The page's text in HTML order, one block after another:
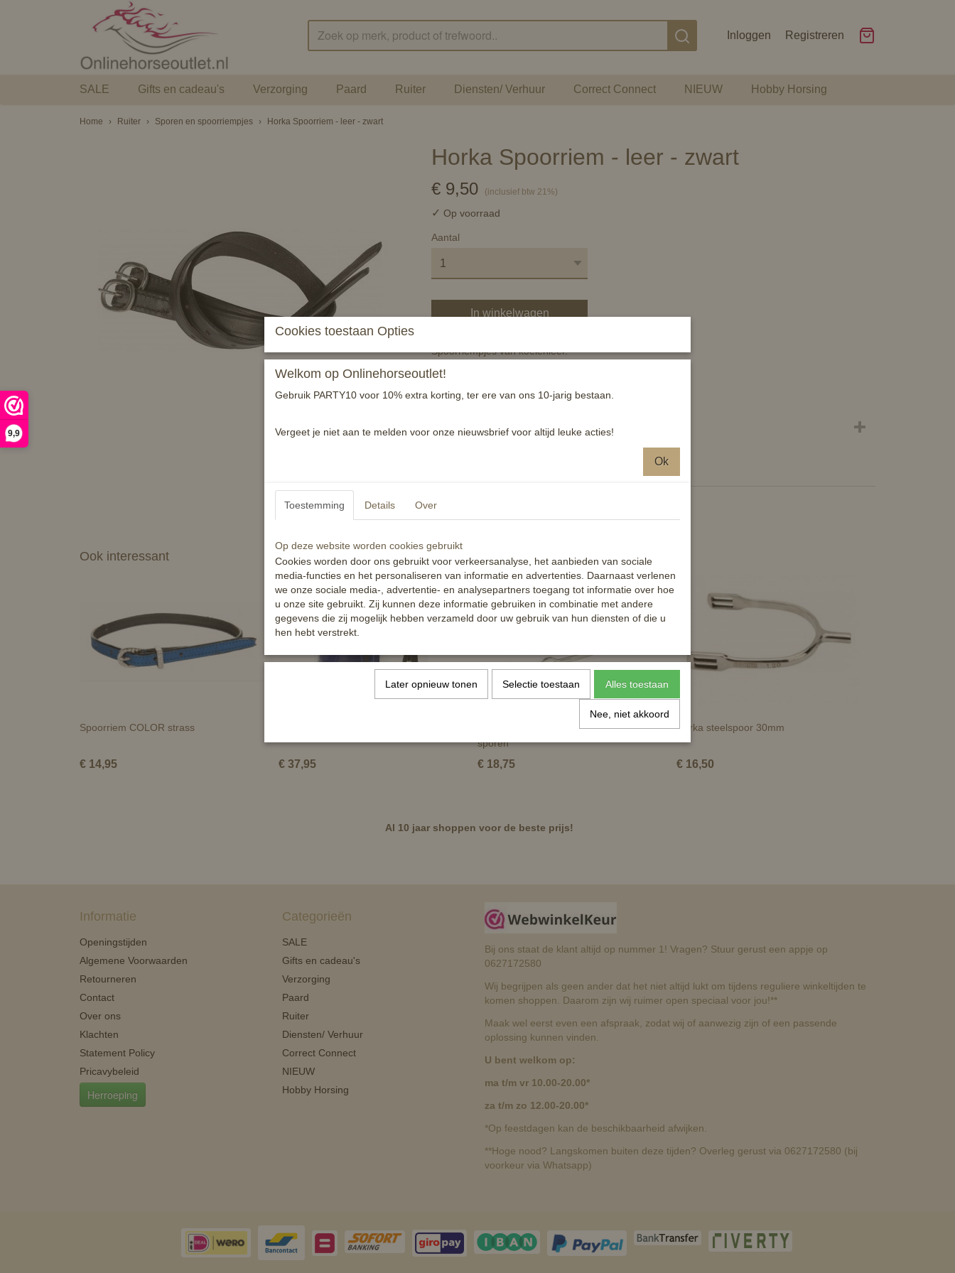
9,9
Inloggen Registreren
SALE Gifts en cadeau's Verzorging Paard Ruiter Diensten/ Verhuur Correct Connect NIEUW Hobby Horsing
Home › Ruiter › Sporen en spoorriempjes › Horka Spoorriem - leer - zwart
Horka Spoorriem - leer - zwart
€ 9,50 (inclusief btw 21%)
✓ Op voorraad
Aantal
In winkelwagen
Spoorriempjes van koeienleer.
Per paar.
Zwart, one size.
Reacties
Ook interessant
Spoorriem COLOR strass
€ 14,95 € 37,95
Spoor met kunststof bolletje - impuls
sporen
€ 18,75
Horka steelspoor 30mm
€ 16,50
Al 10 jaar shoppen voor de beste prijs!
Informatie
Openingstijden
Algemene Voorwaarden
Retourneren
Contact
Over ons
Klachten
Statement Policy
Pricavybeleid
Herroeping
Categorieën
SALE
Gifts en cadeau's
Verzorging
Paard
Ruiter
Diensten/ Verhuur
Correct Connect
NIEUW
Hobby Horsing
Bij ons staat de klant altijd op nummer 1! Vragen? Stuur gerust een appje op
0627172580
Wij begrijpen als geen ander dat het niet altijd lukt om tijdens reguliere winkeltijden te
komen shoppen. Daarom zijn wij ruimer open speciaal voor jou!**
Maak wel eerst even een afspraak, zodat wij of aanwezig zijn of een passende
oplossing kunnen vinden.
U bent welkom op:
ma t/m vr 10.00-20.00*
za t/m zo 12.00-20.00*
*Op feestdagen kan de beschikbaarheid afwijken.
**Hoge nood? Langskomen buiten deze tijden? Overleg gerust via 0627172580 (bij
voorkeur via Whatsapp)
Cookies toestaan Opties
Welkom op Onlinehorseoutlet!
Gebruik PARTY10 voor 10% extra korting, ter ere van ons 10-jarig bestaan.
Vergeet je niet aan te melden voor onze nieuwsbrief voor altijd leuke acties!
Ok
Toestemming Details Over
Op deze website worden cookies gebruikt
Cookies worden door ons gebruikt voor verkeersanalyse, het aanbieden van sociale
media-functies en het personaliseren van informatie en advertenties. Daarnaast verlenen
we onze sociale media-, advertentie- en analysepartners toegang tot informatie over hoe
u onze site gebruikt. Zij kunnen deze informatie gebruiken in combinatie met andere
gegevens die zij mogelijk hebben verzameld door uw gebruik van hun diensten of die u
hen hebt verstrekt.
Later opnieuw tonen Selectie toestaan Alles toestaan
Nee, niet akkoord